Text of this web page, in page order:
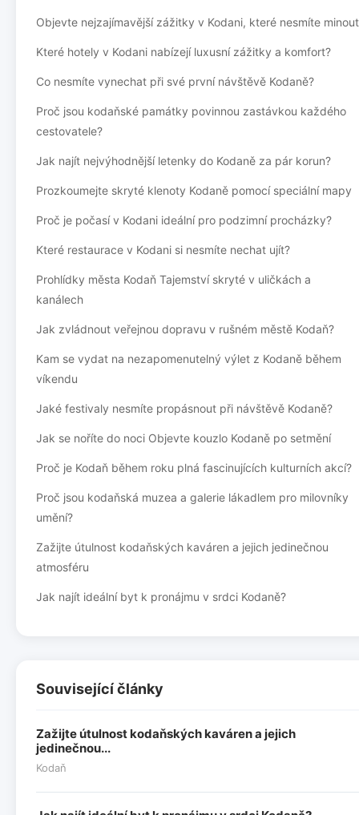
Objevte nejzajímavější zážitky v Kodani, které nesmíte minout
Které hotely v Kodani nabízejí luxusní zážitky a komfort?
Co nesmíte vynechat při své první návštěvě Kodaně?
Proč jsou kodaňské památky povinnou zastávkou každého
cestovatele?
Jak najít nejvýhodnější letenky do Kodaně za pár korun?
Prozkoumejte skryté klenoty Kodaně pomocí speciální mapy
Proč je počasí v Kodani ideální pro podzimní procházky?
Které restaurace v Kodani si nesmíte nechat ujít?
Prohlídky města Kodaň Tajemství skryté v uličkách a
kanálech
Jak zvládnout veřejnou dopravu v rušném městě Kodaň?
Kam se vydat na nezapomenutelný výlet z Kodaně během
víkendu
Jaké festivaly nesmíte propásnout při návštěvě Kodaně?
Jak se noříte do noci Objevte kouzlo Kodaně po setmění
Proč je Kodaň během roku plná fascinujících kulturních akcí?
Proč jsou kodaňská muzea a galerie lákadlem pro milovníky
umění?
Zažijte útulnost kodaňských kaváren a jejich jedinečnou
atmosféru
Jak najít ideální byt k pronájmu v srdci Kodaně?
Související články
Zažijte útulnost kodaňských kaváren a jejich
jedinečnou...
Kodaň